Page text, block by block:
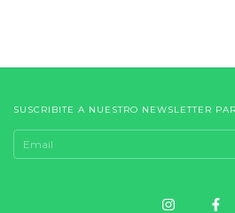
SUSCRIBITE A NUESTRO NEWSLETTER